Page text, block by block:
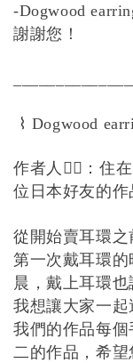
-Dogwood
謝謝您！
⌇ Dogwood
作者人 💁‍♀️ ：住
位日本好友的
從開始賣耳環
第一次戴耳環
晨，戴上耳環
我想讓大家一
我們的作品每
二的作品，希